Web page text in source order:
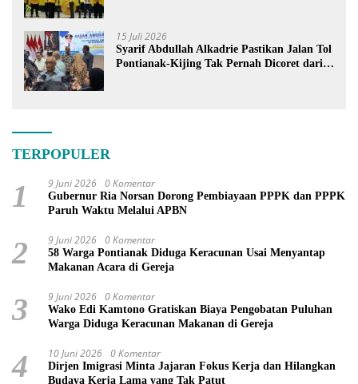
15 Juli 2026
Syarif Abdullah Alkadrie Pastikan Jalan Tol
Pontianak-Kijing Tak Pernah Dicoret dari
TERPOPULER
1 9 Juni 2026 0 Komentar
Gubernur Ria Norsan Dorong Pembiayaan PPPK dan PPPK
Paruh Waktu Melalui APBN
2 9 Juni 2026 0 Komentar
58 Warga Pontianak Diduga Keracunan Usai Menyantap
Makanan Acara di Gereja
3 9 Juni 2026 0 Komentar
Wako Edi Kamtono Gratiskan Biaya Pengobatan Puluhan
Warga Diduga Keracunan Makanan di Gereja
4 10 Juni 2026 0 Komentar
Dirjen Imigrasi Minta Jajaran Fokus Kerja dan Hilangkan
Budaya Kerja Lama yang Tak Patut